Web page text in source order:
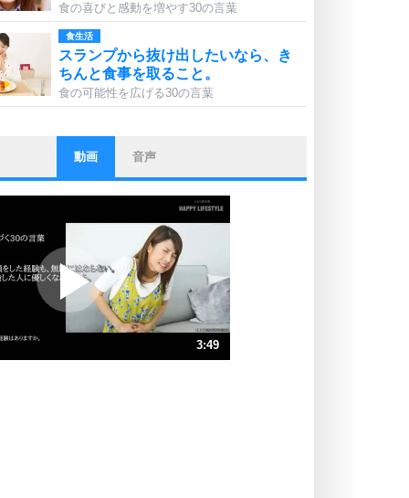
食の喜びと感動を増やす30の言葉
食生活
スランプから抜け出したいなら、き
ちんと食事を取ること。
食の可能性を広げる30の言葉
ストレス対策
他人と比べない。
いっそのこと、他人を見ない。
ポジティブになれない原因は、行動
しないから。
ポジティブ思考になる30の方法
ストレス対策
動画 音声
3:49